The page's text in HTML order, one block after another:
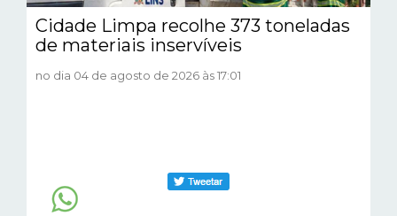
Cidade Limpa recolhe 373 toneladas
de materiais inservíveis
no dia 04 de agosto de 2026 às 17:01